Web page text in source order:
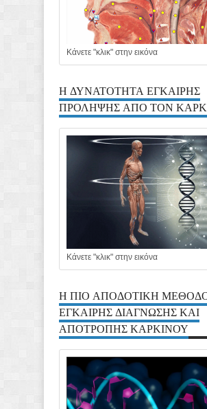
Κάνετε "κλικ" στην εικόνα
Η ΔΥΝΑΤΟΤΗΤΑ ΕΓΚΑΙΡΗΣ
ΠΡΟΛΗΨΗΣ ΑΠΟ ΤΟΝ
Κάνετε "κλικ" στην εικόνα
Η ΠΙΟ ΑΠΟΔΟΤΙΚΗ
ΕΓΚΑΙΡΗΣ ΔΙΑΓΝΩΣΗΣ ΚΑΙ
ΑΠΟΤΡΟΠΗΣ ΚΑΡΚΙΝΟΥ